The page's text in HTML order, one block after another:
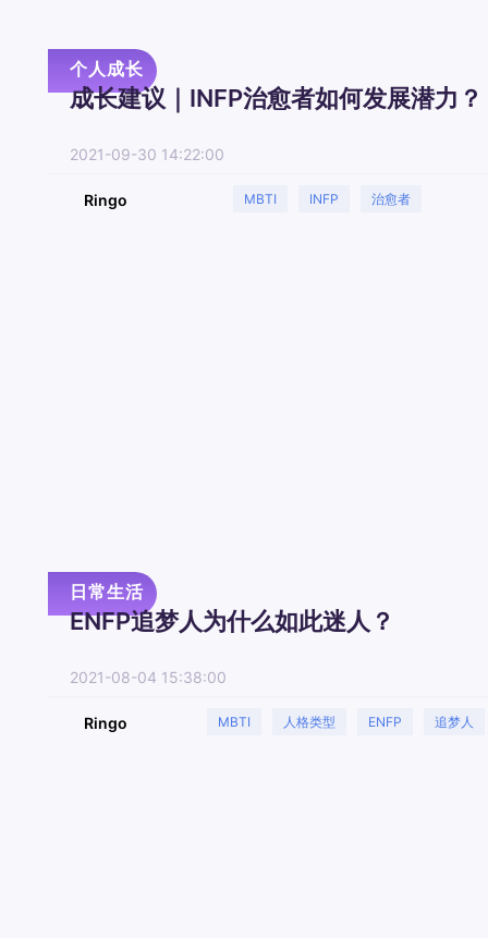
个人成长
成长建议｜INFP治愈者如何发展潜力？
2021-09-30 14:22:00
Ringo MBTI INFP
治愈者
日常生活
ENFP追梦人为什么如此迷人？
2021-08-04 15:38:00
Ringo MBTI 人格类型 ENFP
追梦人